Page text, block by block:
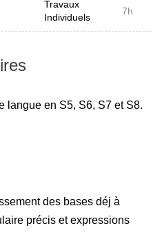
Travaux
Individuels
7h
langue en S5, S6, S7 et S8.
des bases déj à
précis et expressions